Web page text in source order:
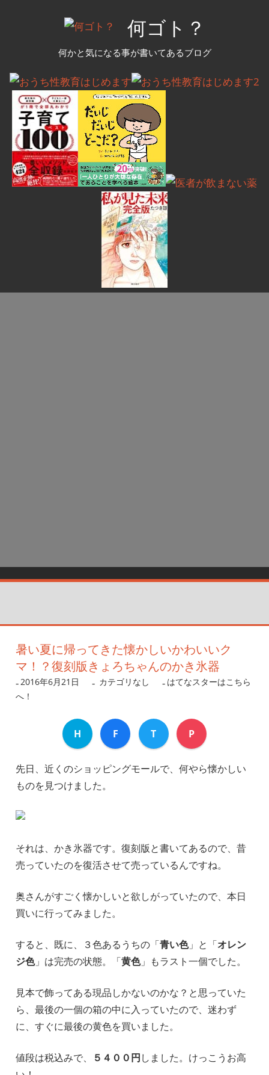
ツ
何ゴト？
何かと気になる事が書いてあるブログ
暑い夏に帰ってきた懐かしいかわいいク
マ！？復刻版きょろちゃんのかき氷器
2016年6月21日 nanigoto
カテゴリなし
はてなスターはこちら
へ！
H F T P
先日、近くのショッピングモールで、何やら懐かしい
ものを見つけました。
それは、かき氷器です。復刻版と書いてあるので、昔
売っていたのを復活させて売っているんですね。
奥さんがすごく懐かしいと欲しがっていたので、本日
買いに行ってみました。
すると、既に、３色あるうちの「青い色」と「オレン
ジ色」は完売の状態。「黄色」もラスト一個でした。
見本で飾ってある現品しかないのかな？と思っていた
ら、最後の一個の箱の中に入っていたので、迷わず
に、すぐに最後の黄色を買いました。
値段は税込みで、 ５４００円しました。けっこうお高